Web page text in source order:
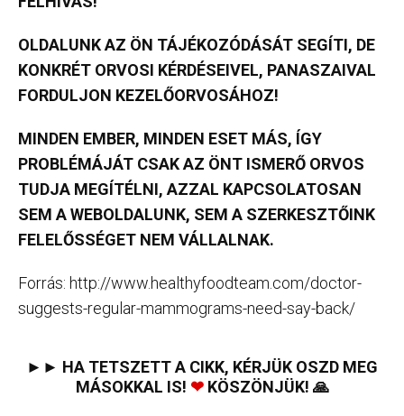
OLDALUNK AZ ÖN TÁJÉKOZÓDÁSÁT SEGÍTI, DE
KONKRÉT ORVOSI KÉRDÉSEIVEL, PANASZAIVAL
FORDULJON KEZELŐORVOSÁHOZ!
MINDEN EMBER, MINDEN ESET MÁS, ÍGY
PROBLÉMÁJÁT CSAK AZ ÖNT ISMERŐ ORVOS
TUDJA MEGÍTÉLNI, AZZAL KAPCSOLATOSAN
SEM A WEBOLDALUNK, SEM A SZERKESZTŐINK
FELELŐSSÉGET NEM VÁLLALNAK.
Forrás: http://www.healthyfoodteam.com/doctor-
suggests-regular-mammograms-need-say-back/
►► HA TETSZETT A CIKK, KÉRJÜK OSZD MEG
MÁSOKKAL IS! ❤KÖSZÖNJÜK! 🙏